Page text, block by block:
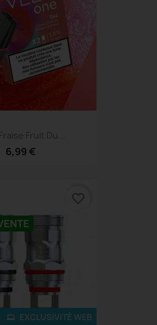
Fruit Du...
6,99 €
EXCLUSIVITÉ WEB
favorite_border